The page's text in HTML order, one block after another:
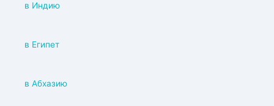
в Индию
в Египет
в Абхазию